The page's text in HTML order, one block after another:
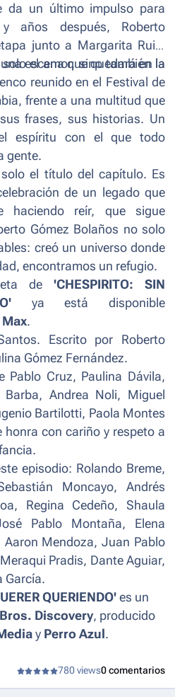
da un último impulso para
años después, Roberto
junto a Margarita Ruiz,
el amor, sino también la
escena que quedará en la
reunido en el Festival de
frente a una multitud que
frases, sus historias. Un
espíritu con el que todo
gente.
el título del capítulo. Es
de un legado que
haciendo reír, que sigue
Gómez Bolaños no solo
creó un universo donde
encontramos un refugio.
de 'CHESPIRITO: SIN
ya está disponible
Max.
Escrito por Roberto
Gómez Fernández.
Pablo Cruz, Paulina Dávila,
Andrea Noli, Miguel
Bartilotti, Paola Montes
honra con cariño y respeto a
episodio: Rolando Breme,
Moncayo, Andrés
Regina Cedeño, Shaula
Pablo Montaña, Elena
Aaron Mendoza, Juan Pablo
Pradis, Dante Aguiar,
García.
QUERIENDO'es un
Discovery, producido
y Perro Azul.
780 views0 comentarios